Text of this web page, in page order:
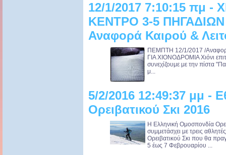
12/1/2017 7:10:15 πμ
ΚΕΝΤΡΟ 3-5
Αναφορά Καιρού &
ΠΕΜΠΤΗ 12/1/2017 /
ΓΙΑ ΧΙΟΝΟΔΡΟΜΙΑ Χιόνι
συνεχίζουμε με την πίστα
μ...
5/2/2016 12:49:37 μμ -
Ορειβατικού Σκι 2016
Η Ελληνική Ομοσπονδία
συμμετάσχει με τρεις
Ορειβατικού Σκι που θα
5 έως 7 Φεβρουαρίου ...